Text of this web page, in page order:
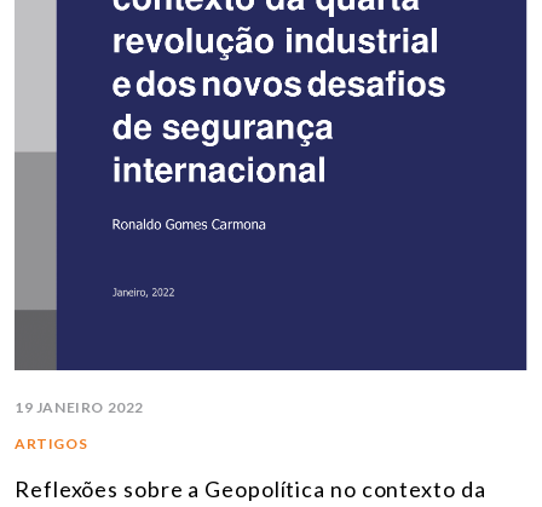
19 JANEIRO 2022
ARTIGOS
Reflexões sobre a Geopolítica no contexto da